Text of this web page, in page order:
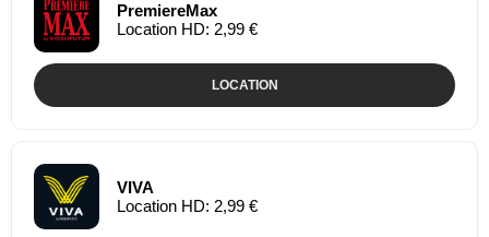
PremiereMax
Location HD: 2,99 €
LOCATION
VIVA
Location HD: 2,99 €